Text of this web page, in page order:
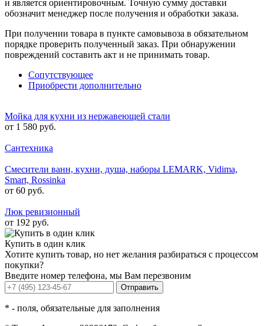
и является ориентировочным. Точную сумму доставки
обозначит менеджер после получения и обработки заказа.
При получении товара в пункте самовывоза в обязательном
порядке проверить полученный заказ. При обнаружении
повреждений составить акт и не принимать товар.
Сопутствующее
Приобрести дополнительно
Мойка для кухни из нержавеющей стали
от 1 580 руб.
Сантехника
Смесители ванн, кухни, душа, наборы LEMARK, Vidima,
Smart, Rossinka
от 60 руб.
Люк ревизионный
от 192 руб.
Купить в один клик
Хотите купить товар, но нет желания разбираться с процессом
покупки?
Введите номер телефона, мы Вам перезвоним
Отправить
* - поля, обязательные для заполнения